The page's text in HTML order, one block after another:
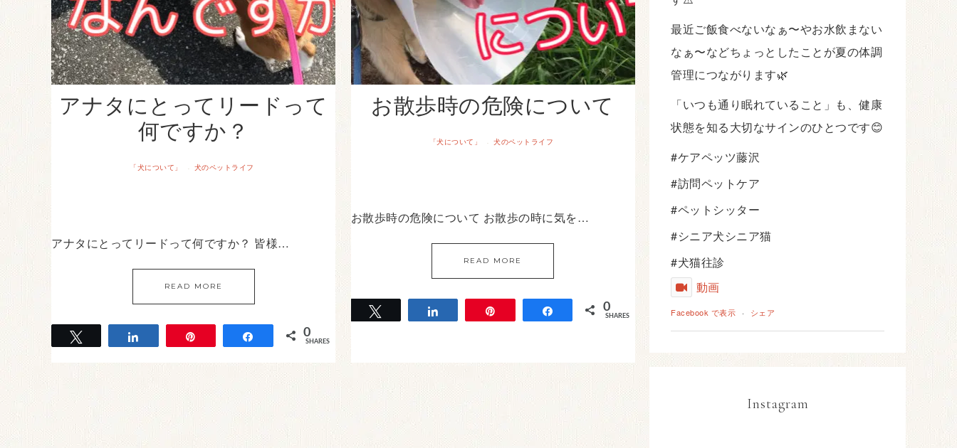
アナタにとってリードって
何ですか？
「犬について」 · 犬のペットライフ
アナタにとってリードって何ですか？ 皆様…
READ MORE
Share 0
SHARES
お散歩時の危険について
「犬について」 · 犬のペットライフ
お散歩時の危険について お散歩の時に気を…
READ MORE
Share 0
SHARES
最近ご飯食べないなぁ〜やお水飲まない
なぁ〜などちょっとしたことが夏の体調
管理につながります🌿
「いつも通り眠れていること」も、健康
状態を知る大切なサインのひとつです😊
#ケアペッツ藤沢
#訪問ペットケア
#ペットシッター
#シニア犬シニア猫
#犬猫往診
動画
Facebook で表示 · シェア
Instagram